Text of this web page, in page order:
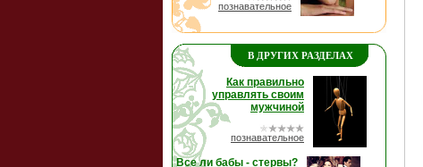
познавательное
В ДРУГИХ РАЗДЕЛАХ
Как правильно
управлять своим
мужчиной
познавательное
Все ли бабы - стервы?